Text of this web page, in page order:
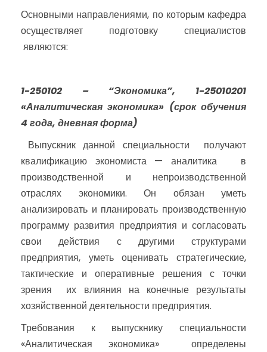
Основными направлениями, по которым кафедра
осуществляет подготовку специалистов
являются:
1-250102 – “Экономика”, 1-25010201
«Аналитическая экономика» (срок обучения
4 года, дневная форма)
Выпускник данной специальности получают
квалификацию экономиста — аналитика в
производственной и непроизводственной
отраслях экономики. Он обязан уметь
анализировать и планировать производственную
программу развития предприятия и согласовать
свои действия с другими структурами
предприятия, уметь оценивать стратегические,
тактические и оперативные решения с точки
зрения их влияния на конечные результаты
хозяйственной деятельности предприятия.
Требования к выпускнику специальности
«Аналитическая экономика» определены